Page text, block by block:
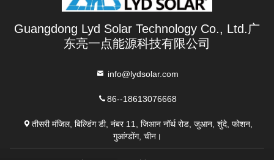
Guangdong Lyd Solar Technology Co., Ltd.广
东亮一点能源科技有限公司
info@lydsolar.com
86--18613076668
तीसरी मंजिल, बिल्डिंग डी, नंबर 11, जिआन नॉर्थ रोड, जुआन, शुंदे, फोशन,
गुआंग्डोंग, चीन।